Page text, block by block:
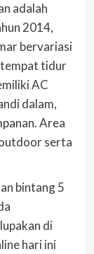
adalah
2014,
bervariasi
tidur
AC
dalam,
Area
serta
bintang 5
di
hari ini